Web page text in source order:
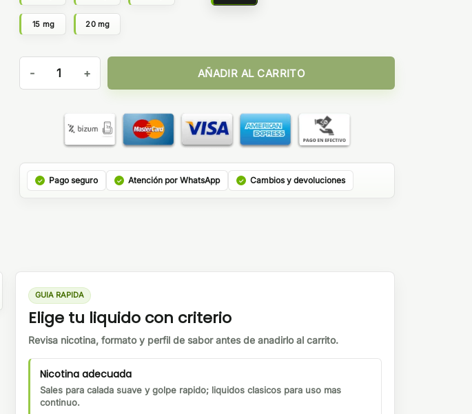
15 mg 20 mg
Sales Cranberry Cherry Bar Juice Bombo 10ml cantidad
AÑADIR AL CARRITO
Pago seguro Atención por WhatsApp Cambios y devoluciones
GUIA RAPIDA
Elige tu liquido con criterio
Revisa nicotina, formato y perfil de sabor antes de anadirlo al carrito.
Nicotina adecuada
Sales para calada suave y golpe rapido; liquidos clasicos para uso mas
continuo.